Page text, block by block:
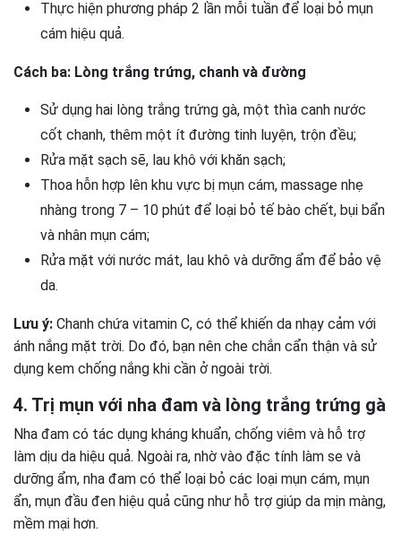
Thực hiện phương pháp 2 lần mỗi tuần để loại bỏ mụn
cám hiệu quả.
Cách ba: Lòng trắng trứng, chanh và đường
Sử dụng hai lòng trắng trứng gà, một thìa canh nước
cốt chanh, thêm một ít đường tinh luyện, trộn đều;
Rửa mặt sạch sẽ, lau khô với khăn sạch;
Thoa hỗn hợp lên khu vực bị mụn cám, massage nhẹ
nhàng trong 7 – 10 phút để loại bỏ tế bào chết, bụi bẩn
và nhân mụn cám;
Rửa mặt với nước mát, lau khô và dưỡng ẩm để bảo vệ
da.
Lưu ý: Chanh chứa vitamin C, có thể khiến da nhạy cảm với
ánh nắng mặt trời. Do đó, bạn nên che chắn cẩn thận và sử
dụng kem chống nắng khi cần ở ngoài trời.
4. Trị mụn với nha đam và lòng trắng trứng gà
Nha đam có tác dụng kháng khuẩn, chống viêm và hỗ trợ
làm dịu da hiệu quả. Ngoài ra, nhờ vào đặc tính làm se và
dưỡng ẩm, nha đam có thể loại bỏ các loại mụn cám, mụn
ẩn, mụn đầu đen hiệu quả cũng như hỗ trợ giúp da mịn màng,
mềm mại hơn.